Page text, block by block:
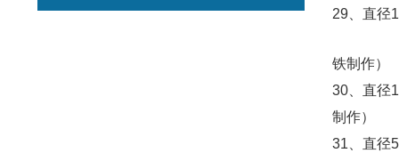
29、直径
铁制作）
30、直径
制作）
31 、直径